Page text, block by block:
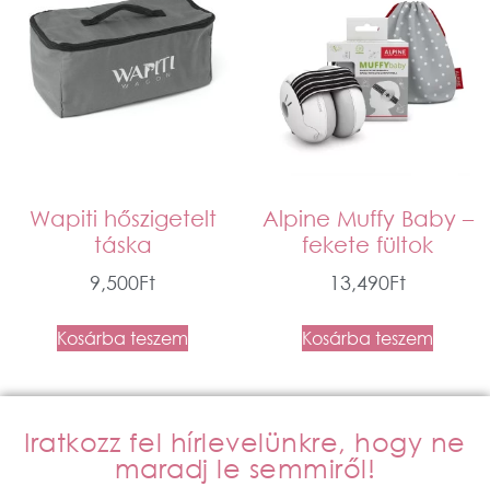
Wapiti hőszigetelt
táska
9,500Ft
Kosárba teszem
Alpine Muffy Baby –
fekete fültok
13,490Ft
Kosárba teszem
Iratkozz fel hírlevelünkre, hogy ne
maradj le semmiről!